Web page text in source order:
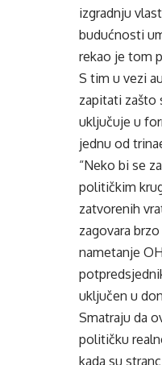
izgradnju
budućnosti
rekao je tom
S tim u vezi
zapitati zašto
uključuje u
jednu od
“Neko bi se
političkim
zatvorenih
zagovara
nametanje
uključen u
Smatraju da
političku
kada su